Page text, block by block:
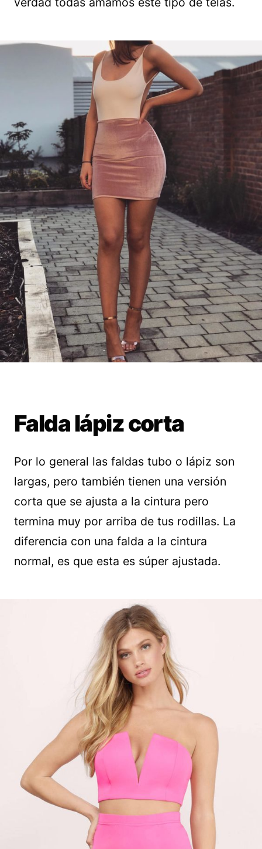
Falda lápiz corta
Por lo general las faldas tubo o lápiz son
largas, pero también tienen una versión
corta que se ajusta a la cintura pero
termina muy por arriba de tus rodillas. La
diferencia con una falda a la cintura
normal, es que esta es súper ajustada.